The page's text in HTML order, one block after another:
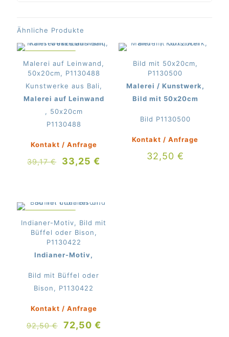
Ähnliche Produkte
Malerei auf Leinwand,
50x20cm, P1130488
Kunstwerke aus Bali,
Malerei auf Leinwand
, 50x20cm
P1130488
Kontakt / Anfrage
39,17€
Ursprünglicher
33,25€
Bild mit 50x20cm,
P1130500
Malerei / Kunstwerk,
Bild mit 50x20cm
Bild P1130500
Kontakt / Anfrage
32,50 €
Indianer-Motiv, Bild mit
Büffel oder Bison,
P1130422
Indianer-Motiv,
Bild mit Büffel oder
Bison, P1130422
Kontakt / Anfrage
92,50€
Ursprünglicher
72,50 €